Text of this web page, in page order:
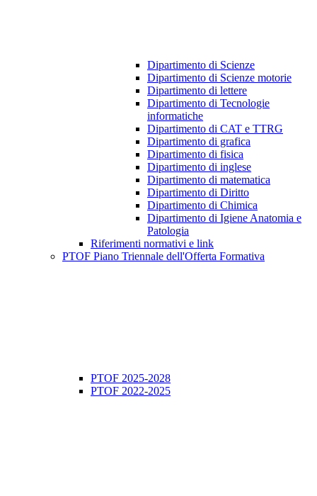
Dipartimento di Scienze
Dipartimento di Scienze motorie
Dipartimento di lettere
Dipartimento di Tecnologie
informatiche
Dipartimento di CAT e TTRG
Dipartimento di grafica
Dipartimento di fisica
Dipartimento di inglese
Dipartimento di matematica
Dipartimento di Diritto
Dipartimento di Chimica
Dipartimento di Igiene Anatomia e
Patologia
Riferimenti normativi e link
PTOF Piano Triennale dell'Offerta Formativa
PTOF 2025-2028
PTOF 2022-2025